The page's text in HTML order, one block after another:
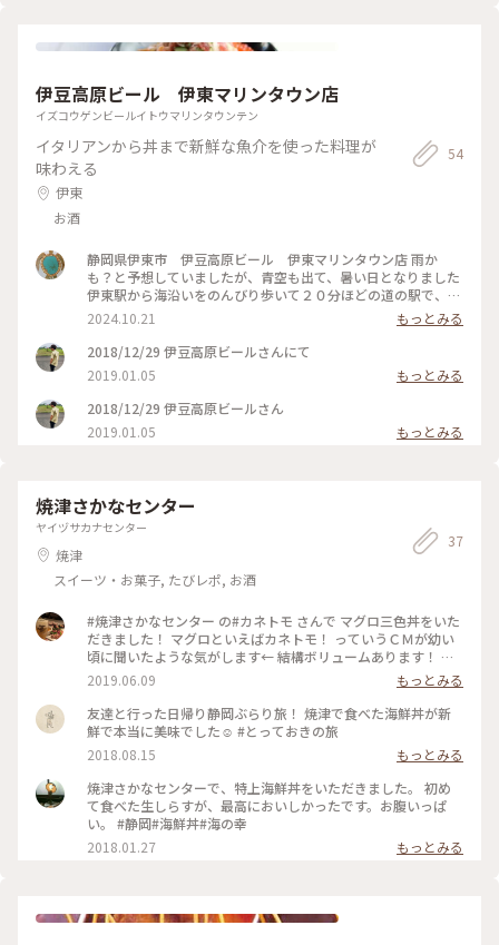
が、下りの12時過ぎには大混雑でリフト待ちが大行列でした💦
ーグルトフラッペを頼みました✨✨ どれも美味しかった😋
伊豆高原ビール 伊東マリンタウン店
イズコウゲンビールイトウマリンタウンテン
イタリアンから丼まで新鮮な魚介を使った料理が
味わえる
伊東
お酒
54
静岡県伊東市 伊豆高原ビール 伊東マリンタウン店 雨か
も？と予想していましたが、青空も出て、暑い日となりました
伊東駅から海沿いをのんびり歩いて２０分ほどの道の駅で、地
ビールが飲めるお店 しらすやマグロの海鮮丼の漁師メシがい
ろいろありました オーソドックスなビールに、シンプルピザ
とアジフライ定食をいただきました 暑い日だったのでビール
が美味しく、三枚もついてきたアジフライがサクサクで、つま
みになりました お客さんもお昼どきで次々に入ってきていま
した ヨットハーバーが見えるテラス席もあり、気持ち良さそ
うでした
2024.10.21
もっとみる
2018/12/29 伊豆高原ビールさんにて
2019.01.05
もっとみる
2018/12/29 伊豆高原ビールさん
2019.01.05
もっとみる
焼津さかなセンター
ヤイヅサカナセンター
焼津
スイーツ・お菓子, たびレポ, お酒
37
#焼津さかなセンター の#カネトモ さんで マグロ三色丼をいた
だきました！ マグロといえばカネトモ！ っていうＣＭが幼い
頃に聞いたような気がします← 結構ボリュームあります！ 赤
身の質も良く、これで1300円は安い！
2019.06.09
もっとみる
友達と行った日帰り静岡ぶらり旅！ 焼津で食べた海鮮丼が新
鮮で本当に美味でした☺️ #とっておきの旅
2018.08.15
もっとみる
焼津さかなセンターで、特上海鮮丼をいただきました。 初め
て食べた生しらすが、最高においしかったです。お腹いっぱ
い。 #静岡#海鮮丼#海の幸
2018.01.27
もっとみる